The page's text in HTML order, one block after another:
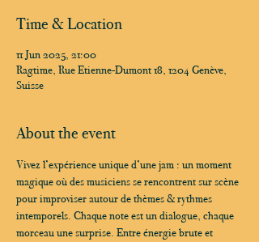
Time & Location
11 Jun 2025, 21:00
Ragtime, Rue Etienne-Dumont 18, 1204 Genève,
Suisse
About the event
Vivez l’expérience unique d’une jam : un moment
magique où des musiciens se rencontrent sur scène
pour improviser autour de thèmes & rythmes
intemporels. Chaque note est un dialogue, chaque
morceau une surprise. Entre énergie brute et